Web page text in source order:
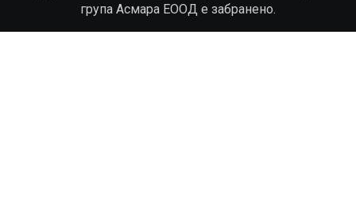
група Асмара ЕООД е забранено.